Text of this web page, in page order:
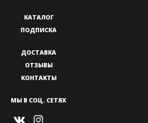
КАТАЛОГ
ПОДПИСКА
ДОСТАВКА
ОТЗЫВЫ
КОНТАКТЫ
МЫ В СОЦ. СЕТЯХ